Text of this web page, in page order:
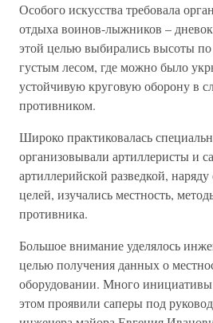
Особого искусства требовала
отдыха воинов-лыжников –
этой целью выбирались высоты
густым лесом, где можно было
устойчивую круговую оборону в
противником.
Широко практиковалась
организовывали артиллеристы и
артиллерийской разведкой,
целей, изучались местность,
противника.
Большое внимание уделялось
целью получения данных о
оборудовании. Много
этом проявили саперы под